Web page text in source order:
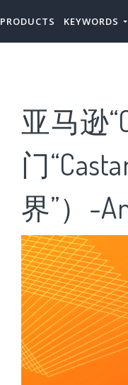
PRODUCTS KEYWORDS
亚马逊
门
界”）-